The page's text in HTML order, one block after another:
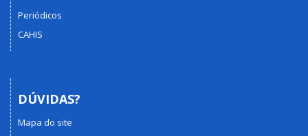
Periódicos
CAHIS
DÚVIDAS?
Mapa do site